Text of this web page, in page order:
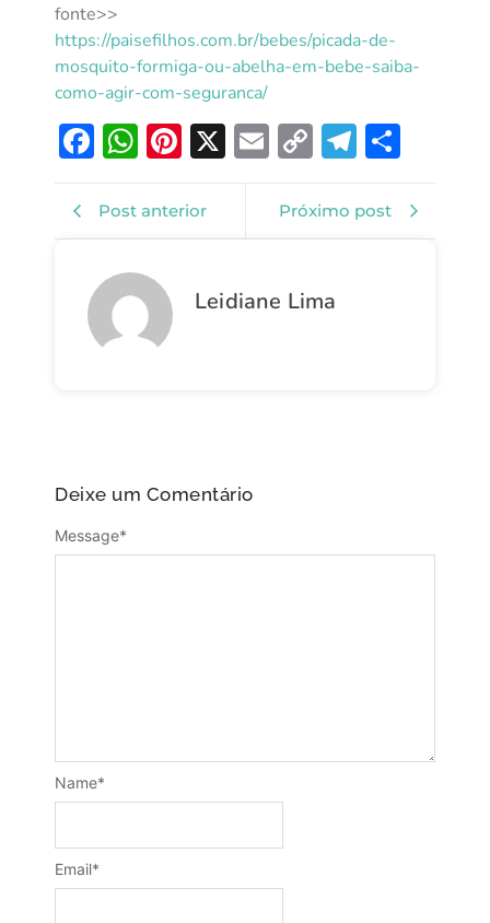
fonte>>
https://paisefilhos.com.br/bebes/picada-de-
mosquito-formiga-ou-abelha-em-bebe-saiba-
como-agir-com-seguranca/
Facebook
WhatsApp
Pinterest
X EmailCopy
Post anterior Próximo post
Leidiane Lima
Deixe um Comentário
Message*
Name*
Email*